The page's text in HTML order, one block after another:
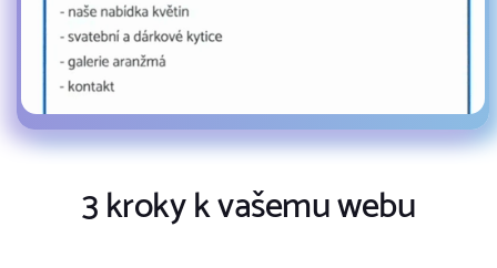
3 kroky k vašemu webu